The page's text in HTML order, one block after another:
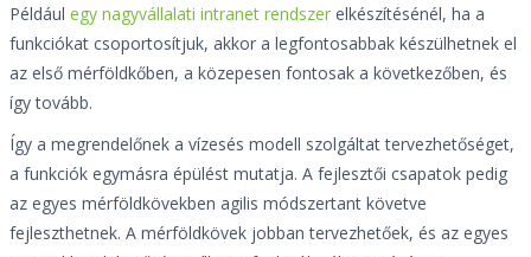
Például egy nagyvállalati intranet rendszer elkészítésénél, ha a
funkciókat csoportosítjuk, akkor a legfontosabbak készülhetnek el
az első mérföldkőben, a közepesen fontosak a következőben, és
így tovább.
Így a megrendelőnek a vízesés modell szolgáltat tervezhetőséget,
a funkciók egymásra épülést mutatja. A fejlesztői csapatok pedig
az egyes mérföldkövekben agilis módszertant követve
fejleszthetnek. A mérföldkövek jobban tervezhetőek, és az egyes